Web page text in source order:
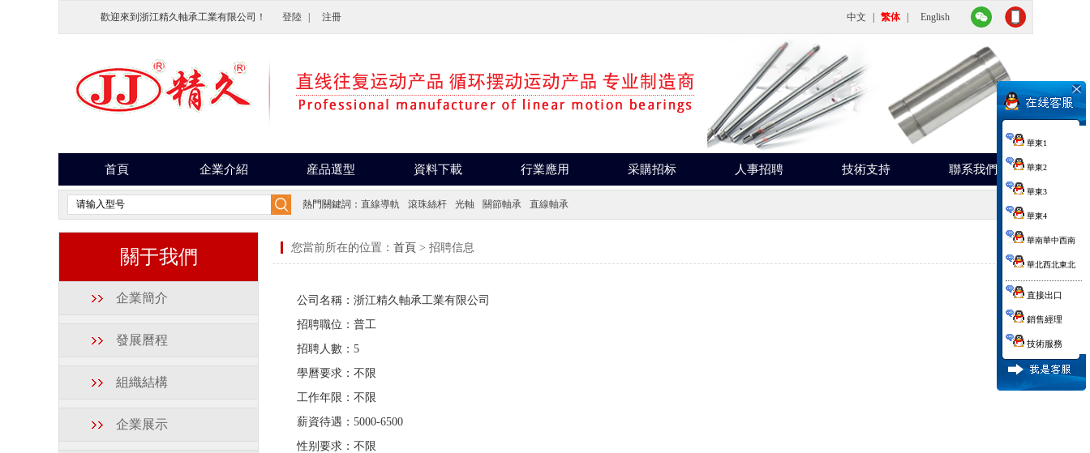
歡迎來到浙江精久軸承工業有限公司！ 登陸 注冊 中文 繁体 English
首頁 企業介紹 産品選型 資料下載 行業應用 采購招标 人事招聘 技術支持 聯系我們
熱門關鍵詞： 直線導軌 滾珠絲杆 光軸 關節軸承 直線軸承
關于我們
企業簡介
發展曆程
組織結構
企業展示
您當前所在的位置： 首頁 > 招聘信息
公司名稱： 浙江精久軸承工業有限公司
招聘職位： 普工
招聘人數： 5
學曆要求： 不限
工作年限： 不限
薪資待遇： 5000-6500
性别要求： 不限
華東1
華東2
華東3
華東4
華南華中西南
華北西北東北
直接出口
銷售經理
技術服務